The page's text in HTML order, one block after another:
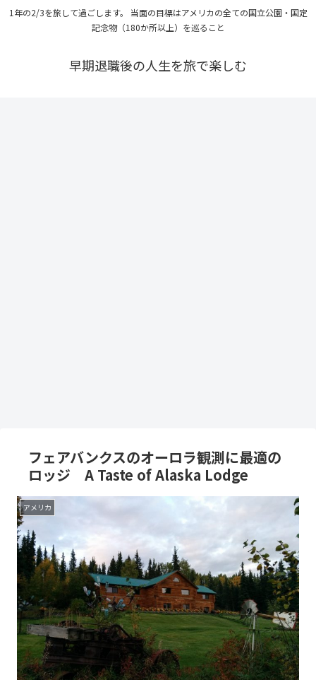
1年の2/3を旅して過ごします。 当面の目標はアメリカの全ての国立公園・国定
記念物（180か所以上）を巡ること
早期退職後の人生を旅で楽しむ
フェアバンクスのオーロラ観測に最適の
ロッジ A Taste of Alaska Lodge
アメリカ